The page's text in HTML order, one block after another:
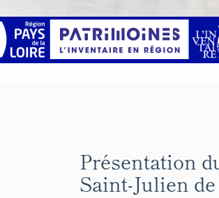
Présentation
Saint-Julien